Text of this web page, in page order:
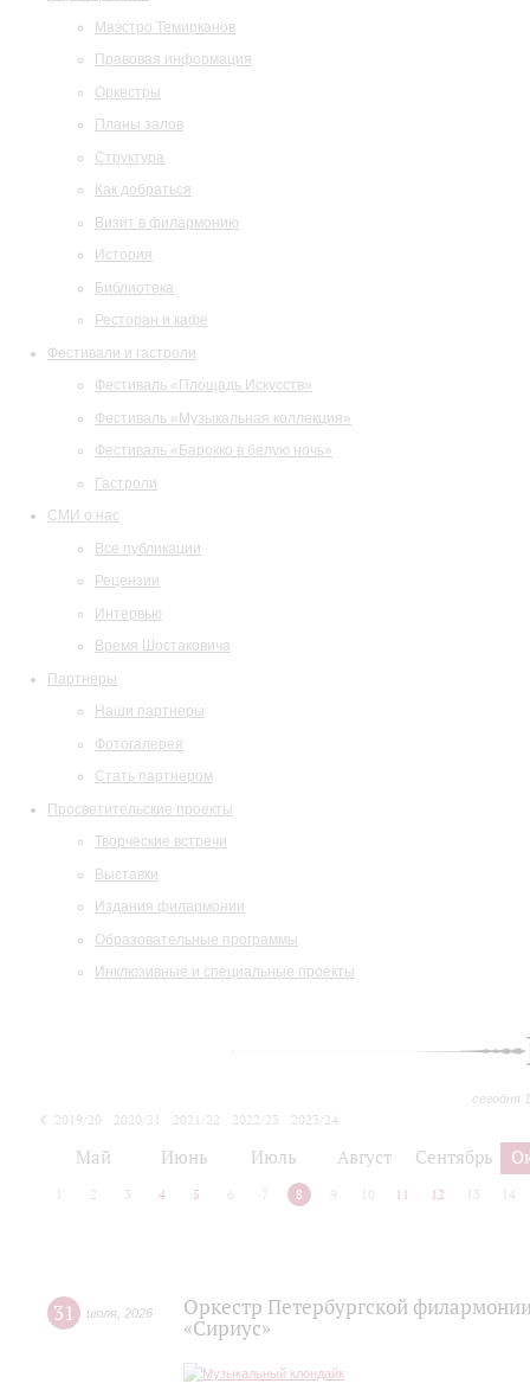
Маэстро Темирканов
Правовая информация
Оркестры
Планы залов
Структура
Как добраться
Визит в филармонию
История
Библиотека
Ресторан и кафе
Фестивали и гастроли
Фестиваль «Площадь Искусств»
Фестиваль «Музыкальная коллекция»
Фестиваль «Барокко в белую ночь»
Гастроли
СМИ о нас
Все публикации
Рецензии
Интервью
Время Шостаковича
Партнеры
Наши партнеры
Фотогалерея
Стать партнером
Просветительские проекты
Творческие встречи
Выставки
Издания филармонии
Образовательные программы
Инклюзивные и специальные проекты
сегодня
2019/20 2020/21 2021/22 2022/23
2023/24
Май Июнь Июль Август Сентябрь
2 3 4 5 6 7 8 9 10 11 12 13 14
31 июля 2026
Оркестр Петербургской
«Сириус»